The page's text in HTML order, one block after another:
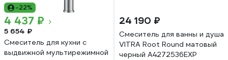
-22%
4 437 ₽
5 654 ₽
Смеситель для кухни с
выдвижной мультирежимной
24 190 ₽
Смеситель для ванны и душа
VITRA Root Round матовый
черный A4272536EXP